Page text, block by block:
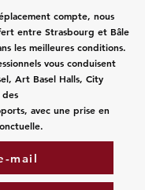
compte, nous
entre Strasbourg et Bâle
les meilleures conditions.
vous conduisent
Art Basel Halls, City
des
avec une prise en
mail